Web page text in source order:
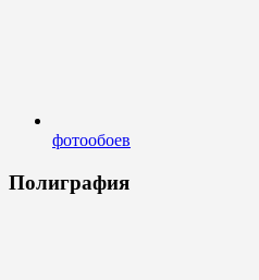
фотообоев
Полиграфия